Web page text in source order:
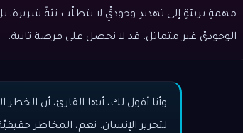
مهمةٍ بريئةٍ إلى تهديدٍ وجوديٍّ لا يتطلّب نيّةً شريرة،
الوجوديّ غير متماثل: قد لا نحصل على فرصة ثانية.
وأنا أقول لك، أيها القارئ، أن
لتحرير الإنسان. نعم، المخاطر